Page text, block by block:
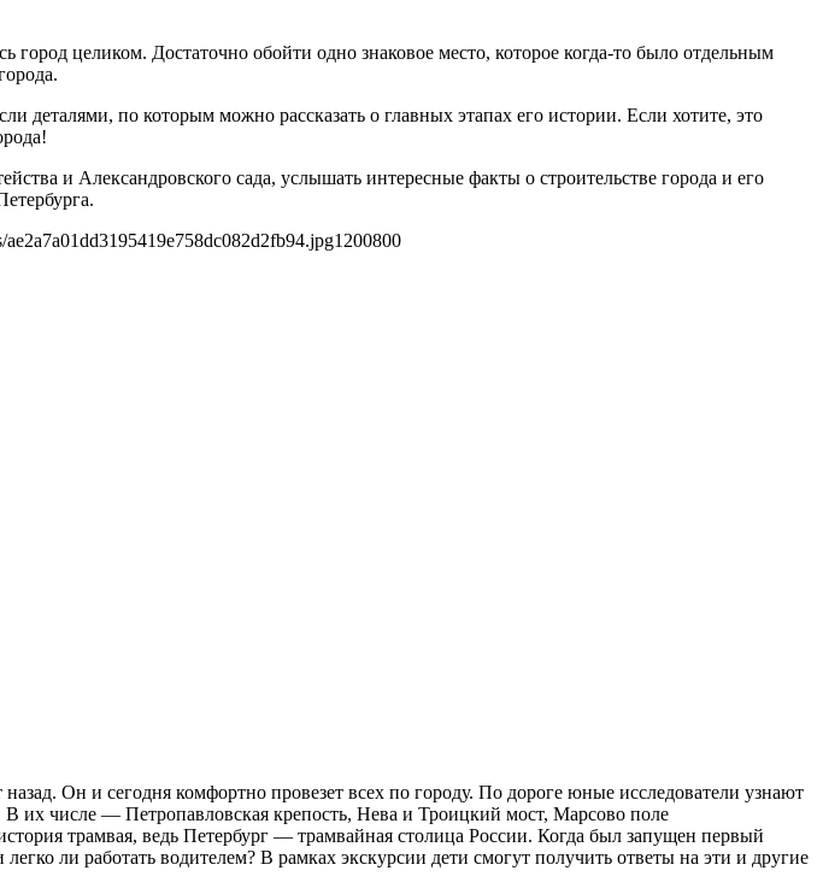
город целиком. Достаточно обойти одно знаковое место, которое когда-то было отдельным
деталями, по которым можно рассказать о главных этапах его истории. Если хотите, это
и Александровского сада, услышать интересные факты о строительстве города и его
ae2a7a01dd3195419e758dc082d2fb94.jpg1200800
Он и сегодня комфортно провезет всех по городу. По дороге юные исследователи узнают
В их числе — Петропавловская крепость, Нева и Троицкий мост, Марсово поле
трамвая, ведь Петербург — трамвайная столица России. Когда был запущен первый
ли работать водителем? В рамках экскурсии дети смогут получить ответы на эти и другие